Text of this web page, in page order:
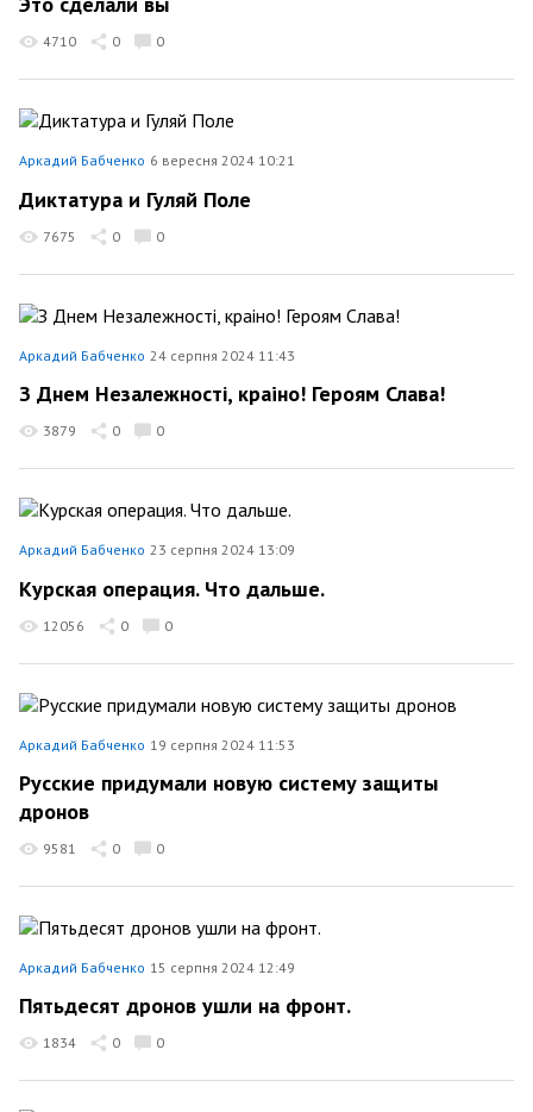
4710 0 0
Аркадий Бабченко 6 вересня 2024 10:21
Диктатура и Гуляй Поле
7675 0 0
Аркадий Бабченко 24 серпня 2024 11:43
З Днем Незалежності, краiно! Героям Слава!
3879 0 0
Аркадий Бабченко 23 серпня 2024 13:09
Курская операция. Что дальше.
12056 0 0
Аркадий Бабченко 19 серпня 2024 11:53
Русские придумали новую систему защиты
дронов
9581 0 0
Аркадий Бабченко 15 серпня 2024 12:49
Пятьдесят дронов ушли на фронт.
1834 0 0